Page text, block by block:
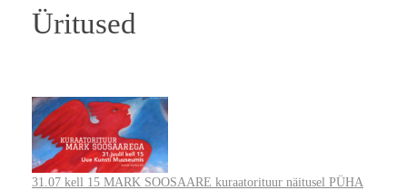
Üritused
31.07 kell 15 MARK SOOSAARE kuraatorituur näitusel PÜHA